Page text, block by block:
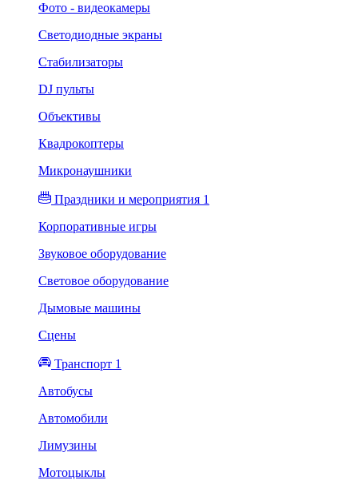
Фото - видеокамеры
Светодиодные экраны
Стабилизаторы
DJ пульты
Объективы
Квадрокоптеры
Микронаушники
Праздники и мероприятия 1
Корпоративные игры
Звуковое оборудование
Световое оборудование
Дымовые машины
Сцены
Транспорт 1
Автобусы
Автомобили
Лимузины
Мотоцыклы